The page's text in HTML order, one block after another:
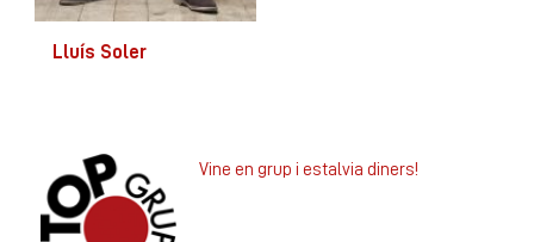
Lluís Soler
Vine en grup i estalvia diners!